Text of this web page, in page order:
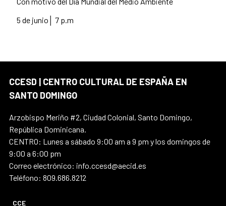
5 de junio│ 7 p.m
CCESD | CENTRO CULTURAL DE ESPAÑA EN
SANTO DOMINGO
Arzobispo Meriño #2, Ciudad Colonial, Santo Domingo,
República Dominicana.
CENTRO: Lunes a sábado 9:00 am a 9 pm y los domingos de
9:00 a 6:00 pm
Correo electrónico: info.ccesd@aecid.es
Teléfono: 809.686.8212
CCE